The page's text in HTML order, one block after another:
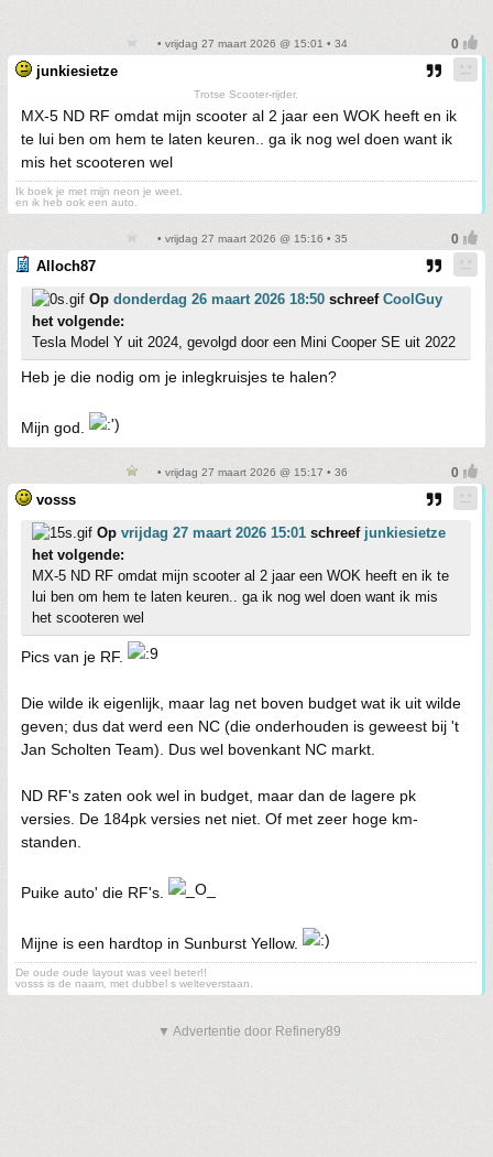
• vrijdag 27 maart 2026 @ 15:01 • 34
junkiesietze
Trotse Scooter-rijder.
MX-5 ND RF omdat mijn scooter al 2 jaar een WOK heeft en ik
te lui ben om hem te laten keuren.. ga ik nog wel doen want ik
mis het scooteren wel
Ik boek je met mijn neon je weet.
en ik heb ook een auto.
• vrijdag 27 maart 2026 @ 15:16 • 35
Alloch87
Op donderdag 26 maart 2026 18:50 schreef CoolGuy
het volgende:
Tesla Model Y uit 2024, gevolgd door een Mini Cooper SE uit 2022
Heb je die nodig om je inlegkruisjes te halen?
Mijn god.
• vrijdag 27 maart 2026 @ 15:17 • 36
vosss
Op vrijdag 27 maart 2026 15:01 schreef junkiesietze
het volgende:
MX-5 ND RF omdat mijn scooter al 2 jaar een WOK heeft en ik te
lui ben om hem te laten keuren.. ga ik nog wel doen want ik mis
het scooteren wel
Pics van je RF.
Die wilde ik eigenlijk, maar lag net boven budget wat ik uit wilde
geven; dus dat werd een NC (die onderhouden is geweest bij 't
Jan Scholten Team). Dus wel bovenkant NC markt.
ND RF's zaten ook wel in budget, maar dan de lagere pk
versies. De 184pk versies net niet. Of met zeer hoge km-
standen.
Puike auto' die RF's.
Mijne is een hardtop in Sunburst Yellow.
De oude oude layout was veel beter!!
vosss is de naam, met dubbel s welteverstaan.
▼ Advertentie door Refinery89